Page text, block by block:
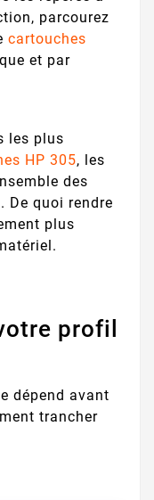
parcourez
cartouches
et par
les plus
HP 305, les
des
De quoi rendre
plus
profil
dépend avant
trancher